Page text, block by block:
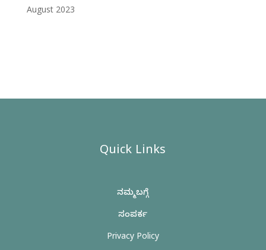
August 2023
Quick Links
ನಮ್ಮ ಬಗ್ಗೆ
ಸಂಪರ್ಕ
Privacy Policy